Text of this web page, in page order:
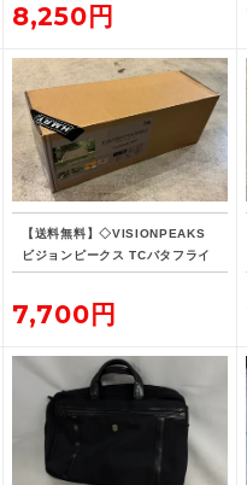
8,250円
【送料無料】◇VISIONPEAKS
ビジョンピークス TCバタフライ
シェルターSOLO
7,700円